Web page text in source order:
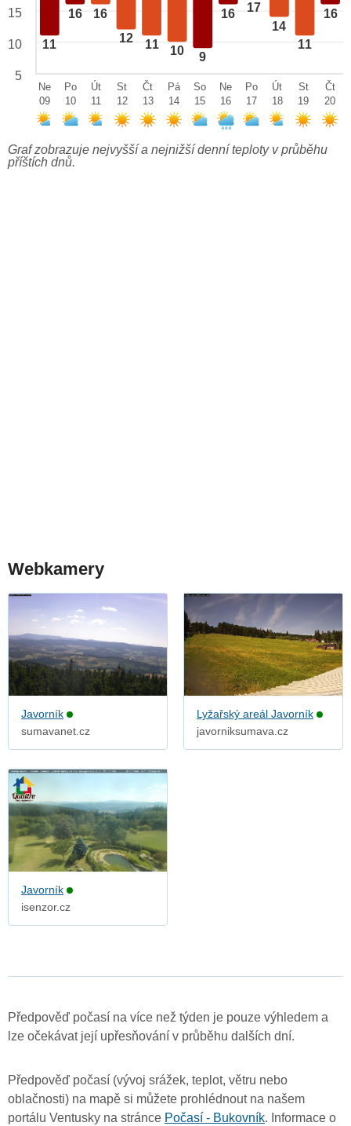
11
16 16
12 11 10 9
16 17
14
11
16
15
10
5
Ne
09
Po
10
Út
11
St
12
Čt
13
Pá
14
So
15
Ne
16
Po
17
Út
18
St
19
Čt
20
Graf zobrazuje nejvyšší a nejnižší denní teploty v průběhu
příštích dnů.
Webkamery
Javorník
sumavanet.cz
Lyžařský areál Javorník
javorniksumava.cz
Javorník
isenzor.cz
Předpověď počasí na více než týden je pouze výhledem a
lze očekávat její upřesňování v průběhu dalších dní.
Předpověď počasí (vývoj srážek, teplot, větru nebo
oblačnosti) na mapě si můžete prohlédnout na našem
portálu Ventusky na stránce Počasí - Bukovník. Informace o